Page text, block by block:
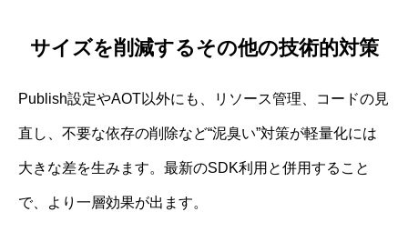
サイズを削減するその他の技術的対策
Publish設定やAOT以外にも、リソース管理、コードの見
直し、不要な依存の削除など“泥臭い”対策が軽量化には
大きな差を生みます。最新のSDK利用と併用すること
で、より一層効果が出ます。